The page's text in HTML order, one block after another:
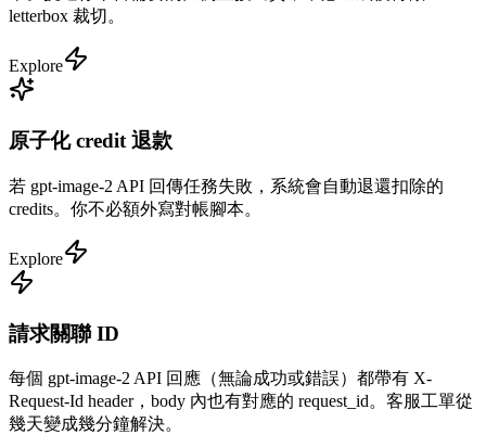
letterbox 裁切。
Explore
原子化 credit 退款
若 gpt-image-2 API 回傳任務失敗，系統會自動退還扣除的
credits。你不必額外寫對帳腳本。
Explore
請求關聯 ID
每個 gpt-image-2 API 回應（無論成功或錯誤）都帶有 X-
Request-Id header，body 內也有對應的 request_id。客服工單從
幾天變成幾分鐘解決。